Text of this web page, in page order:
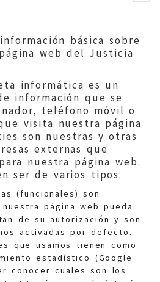
básica sobre
web del Justicia
informática es un
información que se
teléfono móvil o
visita nuestra página
son nuestras y otras
externas que
nuestra página web.
ser de varios tipos:
(funcionales) son
página web pueda
de su autorización y son
activadas por defecto.
que usamos tienen como
estadístico (Google
conocer cuales son los
general: